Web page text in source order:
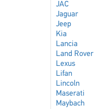
JAC
Jaguar
Jeep
Kia
Lancia
Land Rover
Lexus
Lifan
Lincoln
Maserati
Maybach